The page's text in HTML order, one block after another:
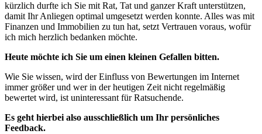
kürzlich durfte ich Sie mit Rat, Tat und ganzer Kraft unterstützen,
damit Ihr Anliegen optimal umgesetzt werden konnte. Alles was mit
Finanzen und Immobilien zu tun hat, setzt Vertrauen voraus, wofür
ich mich herzlich bedanken möchte.
Heute möchte ich Sie um einen kleinen Gefallen bitten.
Wie Sie wissen, wird der Einfluss von Bewertungen im Internet
immer größer und wer in der heutigen Zeit nicht regelmäßig
bewertet wird, ist uninteressant für Ratsuchende.
Es geht hierbei also ausschließlich um Ihr persönliches
Feedback.